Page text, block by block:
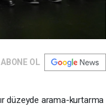
ABONE OL
düzeyde arama-kurtarma